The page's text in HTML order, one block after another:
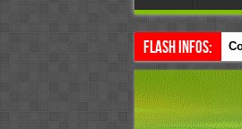
Flash Infos: